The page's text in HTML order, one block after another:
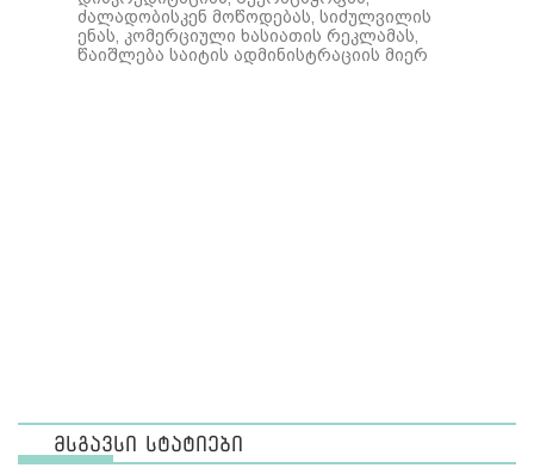
ძალადობისკენ მოწოდებას, სიძულვილის
ენას, კომერციული ხასიათის რეკლამას,
წაიშლება საიტის ადმინისტრაციის მიერ
მსგავსი სტატიები